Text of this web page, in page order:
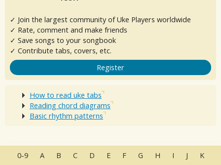
✓ Join the largest community of Uke Players worldwide
✓ Rate, comment and make friends
✓ Save songs to your songbook
✓ Contribute tabs, covers, etc.
Register
How to read uke tabs
Reading chord diagrams
Basic rhythm patterns
0-9 A B C D E F G H I J K